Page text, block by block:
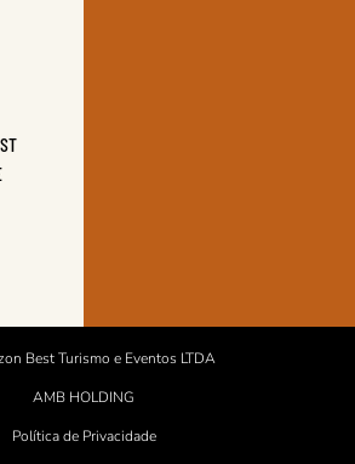
Best Turismo e Eventos LTDA
AMB HOLDING
Política de Privacidade